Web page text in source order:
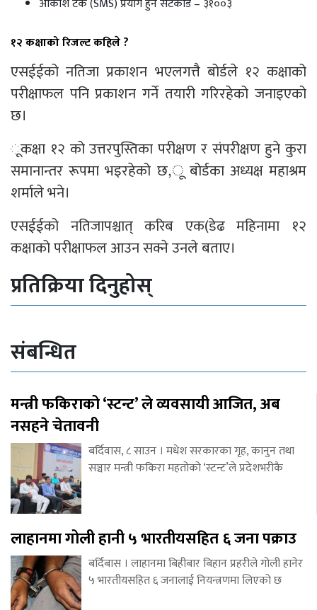
आकाश टेक (SMS) प्रयोग हुने सर्टकोड – ३१००३
१२ कक्षाको रिजल्ट कहिले ?
एसईईको नतिजा प्रकाशन भएलगत्तै बोर्डले १२ कक्षाको
परीक्षाफल पनि प्रकाशन गर्ने तयारी गरिरहेको जनाइएको
छ।
ूकक्षा १२ को उत्तरपुस्तिका परीक्षण र संपरीक्षण हुने कुरा
समानान्तर रूपमा भइरहेको छ,ू बोर्डका अध्यक्ष महाश्रम
शर्माले भने।
एसईईको नतिजापश्चात् करिब एक(डेढ महिनामा १२
कक्षाको परीक्षाफल आउन सक्ने उनले बताए।
प्रतिक्रिया दिनुहोस्
संबन्धित
मन्त्री फकिराको ‘स्टन्ट’ ले व्यवसायी आजित, अब
नसहने चेतावनी
बर्दिवास, ८ साउन । मधेश सरकारका गृह, कानुन तथा
सञ्चार मन्त्री फकिरा महतोको ‘स्टन्ट’ले प्रदेशभरीकै
लाहानमा गोली हानी ५ भारतीयसहित ६ जना पक्राउ
बर्दिबास । लाहानमा बिहीबार बिहान प्रहरीले गोली हानेर
५ भारतीयसहित ६ जनालाई नियन्त्रणमा लिएको छ